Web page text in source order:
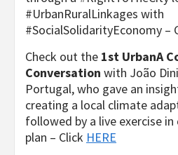
#UrbanRuralLinkages with
#SocialSolidarityEconomy –
Check out the 1st UrbanA
Conversation with João
Portugal, who gave an
creating a local climate
followed by a live exercise
plan – Click HERE